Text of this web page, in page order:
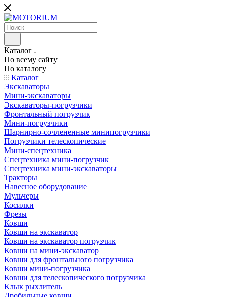
Каталог
По всему сайту
По каталогу
Каталог
Экскаваторы
Мини-экскаваторы
Экскаваторы-погрузчики
Фронтальный погрузчик
Мини-погрузчики
Шарнирно-сочлененные минипогрузчики
Погрузчики телескопические
Мини-спецтехника
Спецтехника мини-погрузчик
Спецтехника мини-экскаваторы
Тракторы
Навесное оборудование
Мульчеры
Косилки
Фрезы
Ковши
Ковши на экскаватор
Ковши на экскаватор погрузчик
Ковши на мини-экскаватор
Ковши для фронтального погрузчика
Ковши мини-погрузчика
Ковши для телескопического погрузчика
Клык рыхлитель